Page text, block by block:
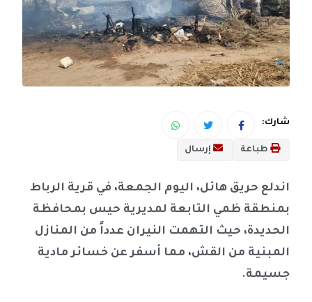
شارك:
طباعة إرسال
اندلع حريق هائل، اليوم الجمعة، في قرية الرباط
بمنطقة ظمي التابعة لمديرية حيس بمحافظة
الحديدة، حيث التهمت النيران عدداً من المنازل
المبنية من القش، مما أسفر عن خسائر مادية
جسيمة.